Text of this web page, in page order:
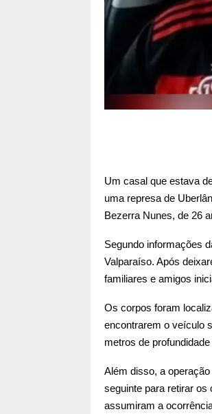
Um casal que estava
uma represa de
Bezerra Nunes, de 26
Segundo informações
Valparaíso. Após
familiares e amigos
Os corpos foram
encontrarem o veículo
metros de
Além disso, a
seguinte para retirar
assumiram a